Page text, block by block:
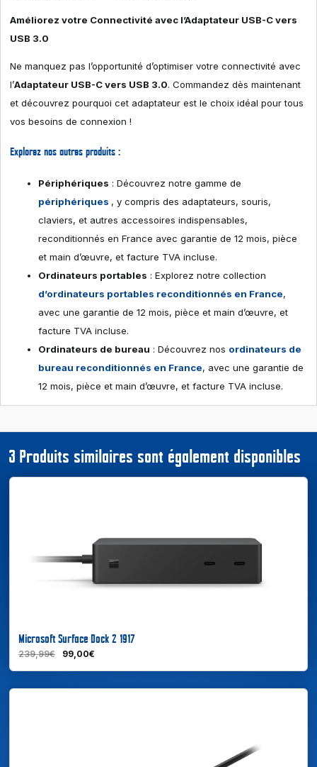
Améliorez votre Connectivité avec l’Adaptateur USB-C vers
USB 3.0
Ne manquez pas l’opportunité d’optimiser votre connectivité avec
l’Adaptateur USB-C vers USB 3.0. Commandez dès maintenant
et découvrez pourquoi cet adaptateur est le choix idéal pour tous
vos besoins de connexion !
Explorez nos autres produits :
Périphériques : Découvrez notre gamme de
périphériques , y compris des adaptateurs, souris,
claviers, et autres accessoires indispensables,
reconditionnés en France avec garantie de 12 mois, pièce
et main d’œuvre, et facture TVA incluse.
Ordinateurs portables : Explorez notre collection
d’ordinateurs portables reconditionnés en France,
avec une garantie de 12 mois, pièce et main d’œuvre, et
facture TVA incluse.
Ordinateurs de bureau : Découvrez nos ordinateurs de
bureau reconditionnés en France, avec une garantie de
12 mois, pièce et main d’œuvre, et facture TVA incluse.
3 Produits similaires sont également disponibles
Microsoft Surface Dock 2 1917
239,99€ 99,00€